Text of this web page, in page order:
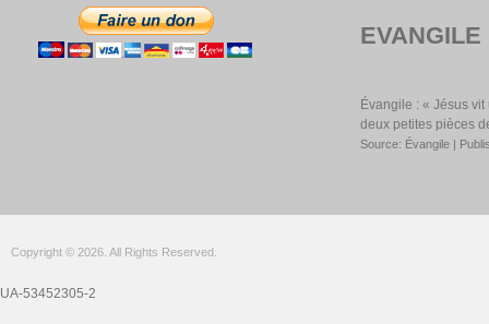
Évangile : « Jésus
deux petites pièces
Source: Évangile
Copyright © 2026. All Rights Reserved.
UA-53452305-2